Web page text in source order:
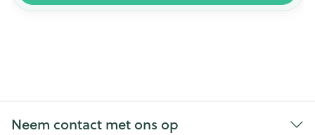
Neem contact met ons op